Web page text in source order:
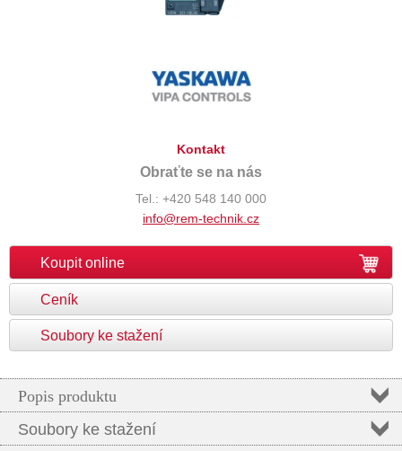
Kontakt
Obraťte se na nás
Tel.: +420 548 140 000
info@rem-technik.cz
Koupit online
Ceník
Soubory ke stažení
Popis produktu
Soubory ke stažení